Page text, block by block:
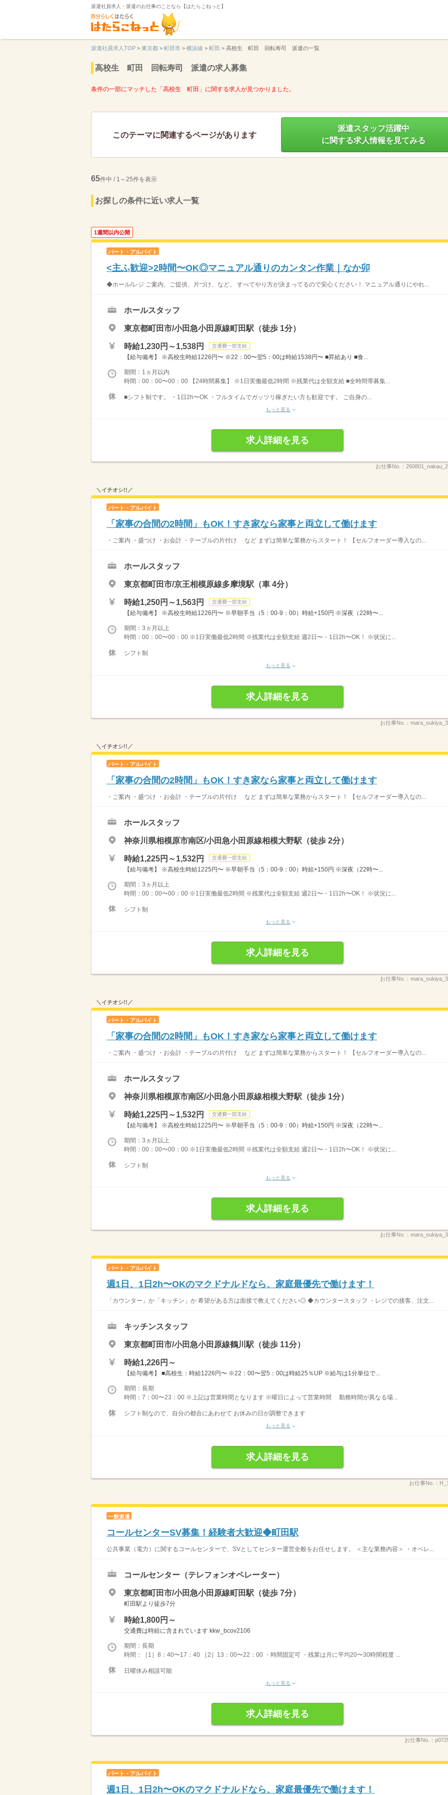
派遣社員求人・派遣のお仕事のことなら【はたらこねっと】
派遣社員求人TOP > 東京都 > 町田市 > 横浜線 > 町田 > 高校生 町田 回転寿司 派遣の一覧
高校生 町田 回転寿司 派遣の求人募集
条件の一部にマッチした「高校生 町田」に関する求人が見つかりました。
このテーマに関連するページがあります
派遣スタッフ活躍中
に関する求人情報を見てみる
65件中 / 1～25件を表示
お探しの条件に近い求人一覧
1週間以内公開
パート・アルバイト
<主ふ歓迎>2時間〜OK◎マニュアル通りのカンタン作業｜なか卯
◆ホール/レジ ご案内、ご提供、片づけ、など。 すべてやり方が決まってるので安心ください！ マニュアル通りにやれ...
ホールスタッフ
東京都町田市/小田急小田原線町田駅（徒歩 1分）
時給1,230円～1,538円 交通費一部支給
【給与備考】 ※高校生時給1226円〜 ※22：00〜翌5：00は時給1538円〜 ■昇給あり ■食...
期間：1ヵ月以内
時間：00：00〜00：00 【24時間募集】 ※1日実働最低2時間 ※残業代は全額支給 ■全時間帯募集...
■シフト制です。 ・1日2h〜OK ・フルタイムでガッツリ稼ぎたい方も歓迎です。 ご自身の...
もっと見る
求人詳細を見る
お仕事No.：
＼イチオシ!!／
パート・アルバイト
「家事の合間の2時間」もOK！すき家なら家事と両立して働けます
・ご案内 ・盛つけ ・お会計 ・テーブルの片付け など まずは簡単な業務からスタート！ 【セルフオーダー導入なの...
ホールスタッフ
東京都町田市/京王相模原線多摩境駅（車 4分）
時給1,250円～1,563円 交通費一部支給
【給与備考】 ※高校生時給1226円〜 ※早朝手当（5：00-9：00）時給+150円 ※深夜（22時〜...
期間：3ヵ月以上
時間：00：00〜00：00 ※1日実働最低2時間 ※残業代は全額支給 週2日〜・1日2h〜OK！ ※状況に...
シフト制
もっと見る
求人詳細を見る
お仕事No.：
＼イチオシ!!／
パート・アルバイト
「家事の合間の2時間」もOK！すき家なら家事と両立して働けます
・ご案内 ・盛つけ ・お会計 ・テーブルの片付け など まずは簡単な業務からスタート！ 【セルフオーダー導入なの...
ホールスタッフ
神奈川県相模原市南区/小田急小田原線相模大野駅（徒歩 2分）
時給1,225円～1,532円 交通費一部支給
【給与備考】 ※高校生時給1225円〜 ※早朝手当（5：00-9：00）時給+150円 ※深夜（22時〜...
期間：3ヵ月以上
時間：00：00〜00：00 ※1日実働最低2時間 ※残業代は全額支給 週2日〜・1日2h〜OK！ ※状況に...
シフト制
もっと見る
求人詳細を見る
お仕事No.：
＼イチオシ!!／
パート・アルバイト
「家事の合間の2時間」もOK！すき家なら家事と両立して働けます
・ご案内 ・盛つけ ・お会計 ・テーブルの片付け など まずは簡単な業務からスタート！ 【セルフオーダー導入なの...
ホールスタッフ
神奈川県相模原市南区/小田急小田原線相模大野駅（徒歩 1分）
時給1,225円～1,532円 交通費一部支給
【給与備考】 ※高校生時給1225円〜 ※早朝手当（5：00-9：00）時給+150円 ※深夜（22時〜...
期間：3ヵ月以上
時間：00：00〜00：00 ※1日実働最低2時間 ※残業代は全額支給 週2日〜・1日2h〜OK！ ※状況に...
シフト制
もっと見る
求人詳細を見る
お仕事No.：
パート・アルバイト
週1日、1日2h〜OKのマクドナルドなら、家庭最優先で働けます！
「カウンター」か「キッチン」か 希望がある方は面接で教えてください◎ ◆カウンタースタッフ ・レジでの接客、注文...
キッチンスタッフ
東京都町田市/小田急小田原線鶴川駅（徒歩 11分）
時給1,226円～
【給与備考】 ■高校生：時給1226円〜 ※22：00〜翌5：00は時給25％UP ※給与は1分単位で...
期間：長期
時間：7：00〜23：00 ※上記は営業時間となります ※曜日によって営業時間 勤務時間が異なる場...
シフト制なので、自分の都合にあわせて お休みの日が調整できます
もっと見る
求人詳細を見る
お仕事No.：
一般派遣
コールセンターSV募集！経験者大歓迎◆町田駅
公共事業（電力）に関するコールセンターで、SVとしてセンター運営全般をお任せします。 ＜主な業務内容＞ ・オペレ...
コールセンター（テレフォンオペレーター）
東京都町田市/小田急小田原線町田駅（徒歩 7分）
町田駅より徒歩7分
時給1,800円～
交通費は時給に含まれています kkw_bcov2106
期間：長期
時間：［1］8：40〜17：40 ［2］13：00〜22：00 ・時間固定可 ・残業は月に平均20〜30時間程度 ...
日曜休み相談可能
もっと見る
求人詳細を見る
お仕事No.：
パート・アルバイト
週1日、1日2h〜OKのマクドナルドなら、家庭最優先で働けます！